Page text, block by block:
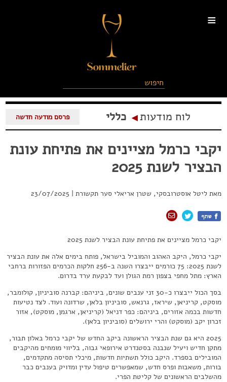
≡
לוח מודעות◂ כללי פרסם מודעה חדשה
יקבי כרמל מציינים את פתיחת עונת
הבציר לשנת 2025
מאתליטל אוסטרובסקי, שטרן אריאלי סער תקשורת |
23/07/2025
יקבי כרמל מציינים את פתיחת עונת הבציר לשנת 2025
יקבי כרמל, היקב האהוב והמוביל בישראל, פותח בימים אלה את עונת הבציר
לשנת 2025: 75 כורמים ייבצרו השנה ב-256 חלקות הכרמים הפזורות ברחבי
הארץ: מתל מחפי בצפון רמת הגולן ועד לבקעת ערד בדרום.
בסך הכול ייבצרו כ-30 זני ענבים שונים, ביניהם: קברנה סוביניון, קולומבר,
מוסקט, קריניאן, שיראז, גרנאש, סוביניון בלאן, שרדונה ועוד. לצד נטיעות
חדשות בכמה אזורים, ביניהם: כפר דניאל (קריניאן, ארגמן, מוסקט), אזור
זכרון יקב (מוסקט) והרי ירושלים (סוביניון בלאן).
2025 היא גם שנת הבציר הראשונה ביקב החדש של יקבי כרמל באלון תבור,
מתקן חדיש ויעיל שנבנה בסטנדרט אירופאי גבוה, בליווי מומחים מהיקבים
המובילים בספרד. היקב כולל תשתיות חדשות, מיכלי תסיסה מתקדמים,
בורות, משאבות ופרס חדש, שמאפשרים טיפול עדין ומדויק בענבים כבר
מהשלבים הראשונים של קליטת הפרי.